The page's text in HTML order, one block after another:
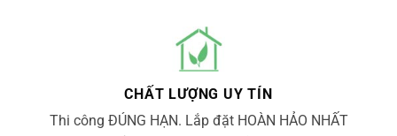
CHẤT LƯỢNG UY TÍN
Thi công ĐÚNG HẠN. Lắp đặt HOÀN HẢO NHẤT